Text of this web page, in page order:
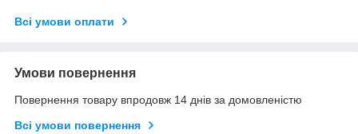
Всі умови оплати
Умови повернення
Повернення товару впродовж 14 днів за домовленістю
Всі умови повернення